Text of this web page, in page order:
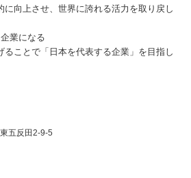
に向上させ、世界に誇れる活力を取り戻し
業になる
ることで「日本を代表する企業」を目指し
五反田2-9-5